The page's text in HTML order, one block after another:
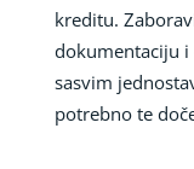
kreditu.
dokumentaciju i
sasvim
potrebno te